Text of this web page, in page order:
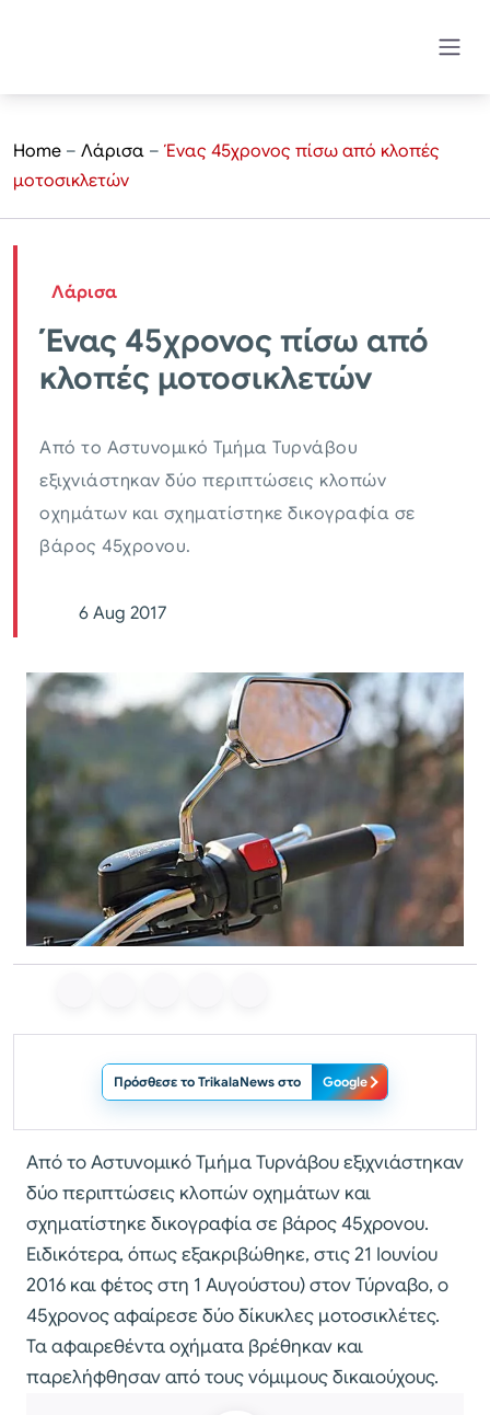
Home – Λάρισα – Ένας 45χρονος πίσω από κλοπές
μοτοσικλετών
Λάρισα
Ένας 45χρονος πίσω από
κλοπές μοτοσικλετών
Από το Αστυνομικό Τμήμα Τυρνάβου
εξιχνιάστηκαν δύο περιπτώσεις κλοπών
οχημάτων και σχηματίστηκε δικογραφία σε
βάρος 45χρονου.
6 Aug 2017
Πρόσθεσε το TrikalaNews στο Google
Από το Αστυνομικό Τμήμα Τυρνάβου εξιχνιάστηκαν
δύο περιπτώσεις κλοπών οχημάτων και
σχηματίστηκε δικογραφία σε βάρος 45χρονου.
Ειδικότερα, όπως εξακριβώθηκε, στις 21 Ιουνίου
2016 και φέτος στη 1 Αυγούστου) στον Τύρναβο, ο
45χρονος αφαίρεσε δύο δίκυκλες μοτοσικλέτες.
Τα αφαιρεθέντα οχήματα βρέθηκαν και
παρελήφθησαν από τους νόμιμους δικαιούχους.